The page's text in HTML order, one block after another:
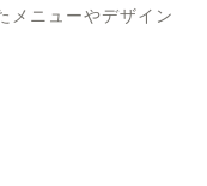
メニューやデザイン